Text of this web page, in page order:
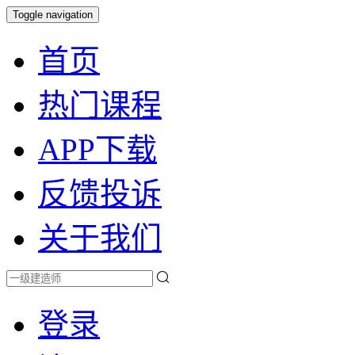
Toggle navigation
首页
热门课程
APP下载
反馈投诉
关于我们
登录